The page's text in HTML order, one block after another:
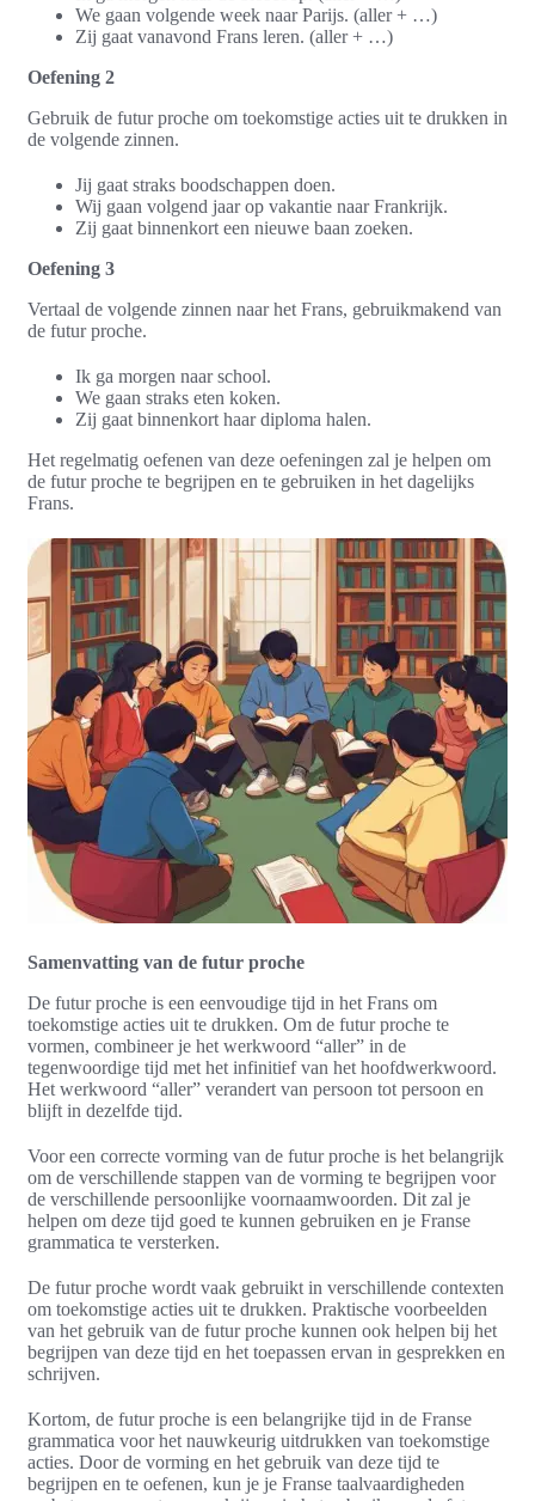
We gaan volgende week naar Parijs. (aller + …)
Zij gaat vanavond Frans leren. (aller + …)
Oefening 2
Gebruik de futur proche om toekomstige acties uit te drukken in
de volgende zinnen.
Jij gaat straks boodschappen doen.
Wij gaan volgend jaar op vakantie naar Frankrijk.
Zij gaat binnenkort een nieuwe baan zoeken.
Oefening 3
Vertaal de volgende zinnen naar het Frans, gebruikmakend van
de futur proche.
Ik ga morgen naar school.
We gaan straks eten koken.
Zij gaat binnenkort haar diploma halen.
Het regelmatig oefenen van deze oefeningen zal je helpen om
de futur proche te begrijpen en te gebruiken in het dagelijks
Frans.
Samenvatting van de futur proche
De futur proche is een eenvoudige tijd in het Frans om
toekomstige acties uit te drukken. Om de futur proche te
vormen, combineer je het werkwoord “aller” in de
tegenwoordige tijd met het infinitief van het hoofdwerkwoord.
Het werkwoord “aller” verandert van persoon tot persoon en
blijft in dezelfde tijd.
Voor een correcte vorming van de futur proche is het belangrijk
om de verschillende stappen van de vorming te begrijpen voor
de verschillende persoonlijke voornaamwoorden. Dit zal je
helpen om deze tijd goed te kunnen gebruiken en je Franse
grammatica te versterken.
De futur proche wordt vaak gebruikt in verschillende contexten
om toekomstige acties uit te drukken. Praktische voorbeelden
van het gebruik van de futur proche kunnen ook helpen bij het
begrijpen van deze tijd en het toepassen ervan in gesprekken en
schrijven.
Kortom, de futur proche is een belangrijke tijd in de Franse
grammatica voor het nauwkeurig uitdrukken van toekomstige
acties. Door de vorming en het gebruik van deze tijd te
begrijpen en te oefenen, kun je je Franse taalvaardigheden